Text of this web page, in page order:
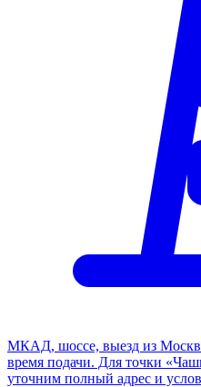
МКАД, шоссе, выезд из
время подачи. Для точки
уточним полный адрес и